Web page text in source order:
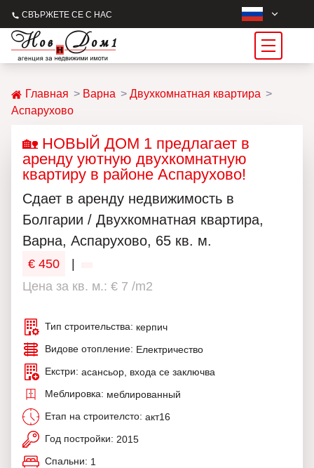
СВЪРЖЕТЕ СЕ С НАС
Главная Варна
Двухкомнатная квартира
Аспарухово
🏡 НОВЫЙ ДОМ 1 предлагает в
аренду уютную двухкомнатную
квартиру в районе Аспарухово!
Сдает в аренду недвижимость в
Болгарии / Двухкомнатная квартира,
Варна, Аспарухово, 65 кв. м.
€ 450
Цена за кв. м.: € 7 /m2
Тип строительства: керпич
Видове отопление: Електричество
Екстри: асансьор, входа се заключва
Меблировка: меблированный
Етап на строителсто: акт16
Год постройки: 2015
Спальни: 1